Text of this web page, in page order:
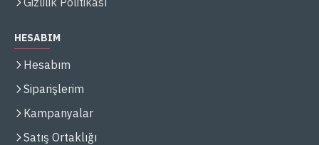
HESABIM
Hesabım
Siparişlerim
Kampanyalar
Satış Ortaklığı